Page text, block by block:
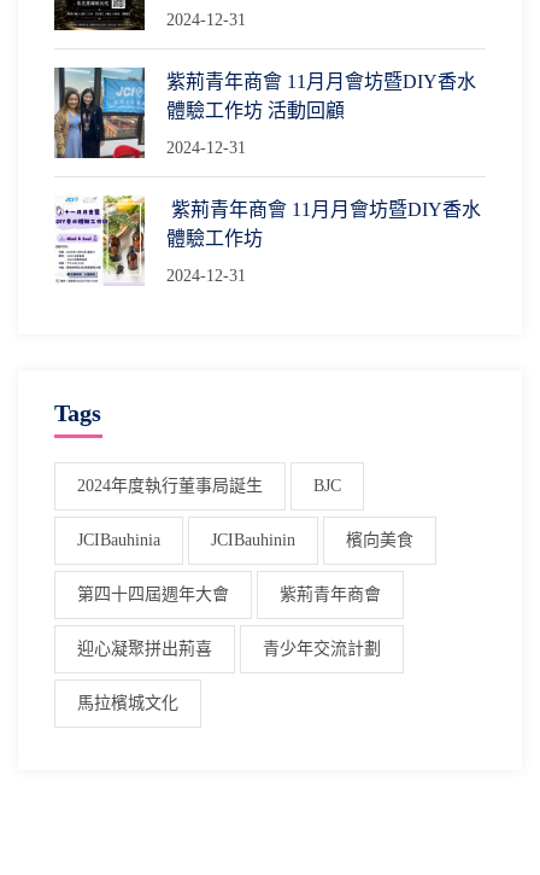
2024-12-31
紫荊青年商會 11月月會坊暨DIY香水
體驗工作坊 活動回顧
2024-12-31
紫荊青年商會 11月月會坊暨DIY香水
體驗工作坊
2024-12-31
Tags
2024年度執行董事局誕生 BJC
JCIBauhinia JCIBauhinin 檳向美食
第四十四屆週年大會 紫荊青年商會
迎心凝聚拼出荊喜 青少年交流計劃
馬拉檳城文化